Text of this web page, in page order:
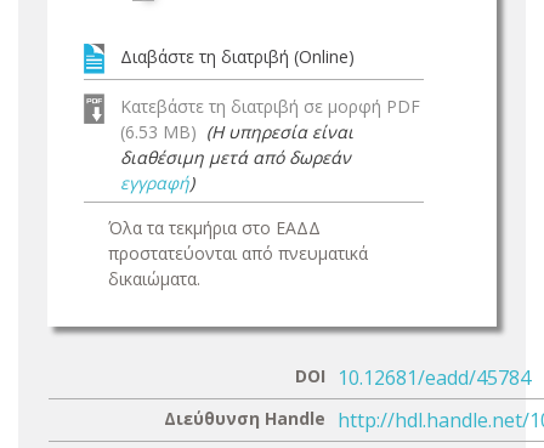
Διαβάστε τη διατριβή (Online)
Κατεβάστε τη διατριβή σε μορφή PDF
(6.53 MB) (Η υπηρεσία είναι
διαθέσιμη μετά από δωρεάν
εγγραφή)
Όλα τα τεκμήρια στο ΕΑΔΔ
προστατεύονται από πνευματικά
δικαιώματα.
DOI 10.12681/eadd/45784
Διεύθυνση Handle http://hdl.handle.net/